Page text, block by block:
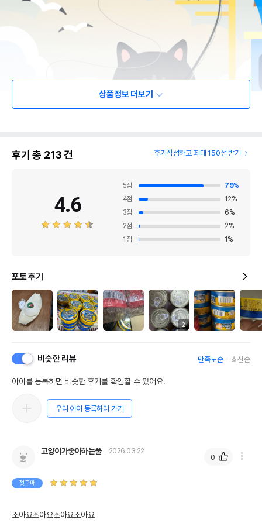
상품정보 더보기
후기 총 213건 후기작성하고 최대 150점 받기
4.6
5점 79%
4점 12%
3점 6%
2점 2%
1 점 1 %
포토 후기
2
비슷한 리뷰 만족도순 최신순
아이를 등록하면 비슷한 후기를 확인할 수 있어요.
우리 아이 등록하러 가기
고양이가좋아하는풀 2026.03.22
첫구매
조아요조아요조아요조아요
0